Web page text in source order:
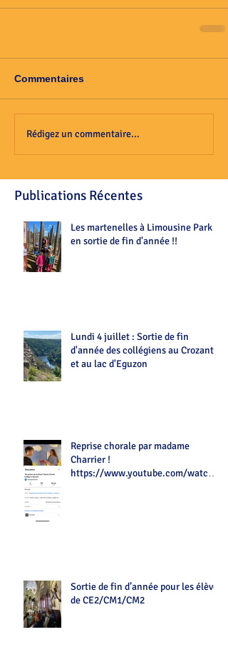
Commentaires
Rédigez un commentaire...
Publications Récentes
Les martenelles à Limousine Park
en sortie de fin d'année !!
Lundi 4 juillet : Sortie de fin
d'année des collégiens au Crozant
et au lac d'Eguzon
Reprise chorale par madame
Charrier !
https://www.youtube.com/watch?
Sortie de fin d’année pour les élèves
de CE2/CM1/CM2